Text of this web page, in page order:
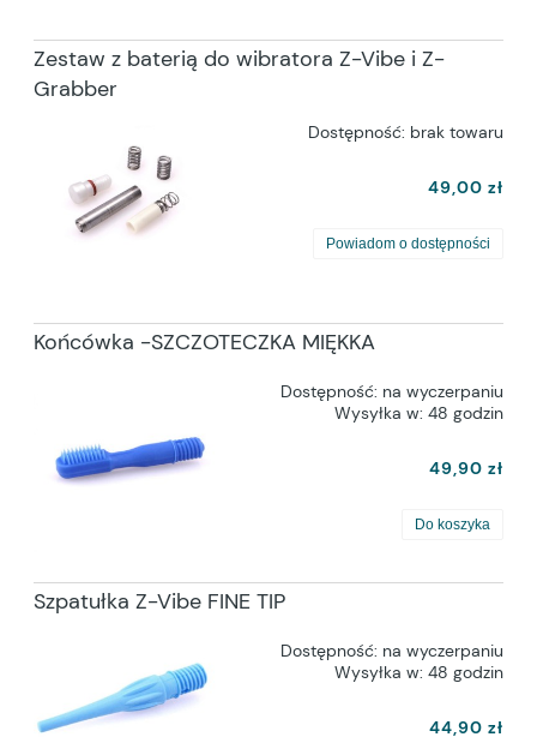
Zestaw z baterią do wibratora Z-Vibe i Z-
Grabber
Dostępność: brak towaru
49,00 zł
Powiadom o dostępności
Końcówka -SZCZOTECZKA MIĘKKA
Dostępność: na wyczerpaniu
Wysyłka w: 48 godzin
49,90 zł
Do koszyka
Szpatułka Z-Vibe FINE TIP
Dostępność: na wyczerpaniu
Wysyłka w: 48 godzin
44,90 zł